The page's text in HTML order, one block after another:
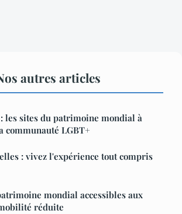
autres articles
les sites du patrimoine mondial à
communauté LGBT+
: vivez l'expérience tout compris
mondial accessibles aux
réduite